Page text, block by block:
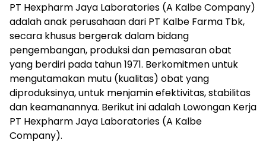
PT Hexpharm Jaya Laboratories (A Kalbe Company)
adalah anak perusahaan dari PT Kalbe Farma Tbk,
secara khusus bergerak dalam bidang
pengembangan, produksi dan pemasaran obat
yang berdiri pada tahun 1971. Berkomitmen untuk
mengutamakan mutu (kualitas) obat yang
diproduksinya, untuk menjamin efektivitas, stabilitas
dan keamanannya. Berikut ini adalah Lowongan Kerja
PT Hexpharm Jaya Laboratories (A Kalbe
Company).